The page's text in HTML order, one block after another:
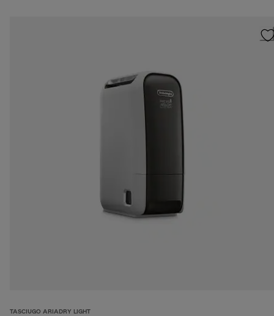
TASCIUGO ARIADRY LIGHT